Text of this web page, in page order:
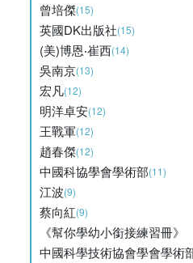
曾培傑(15)
英國DK出版社(15)
(美)博恩‧崔西(14)
吳南京(13)
宏凡(12)
明洋卓安(12)
王戰軍(12)
趙春傑(12)
中國科協學會學術部(11)
江波(9)
蔡向紅(9)
《幫你學幼小銜接練習冊
中國科學技術協會學會學術